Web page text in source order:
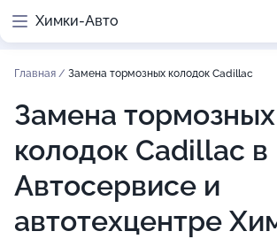
Химки-Авто
Главная / Замена тормозных колодок Cadillac
Замена тормозных
колодок Cadillac в
Автосервисе и
автотехцентре